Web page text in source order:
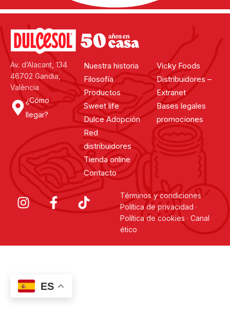
Av. d’Alacant, 134
46702 Gandia,
València
¿Cómo
llegar?
Nuestra historia
Filosofía
Productos
Sweet life
Dulce Adopción
Red
distribuidores
Tienda online
Contacto
Vicky Foods
Distribuidores –
Extranet
Bases legales
promociones
Términos y condiciones·
Política de privacidad ·
Política de cookies · Canal
ético
ES